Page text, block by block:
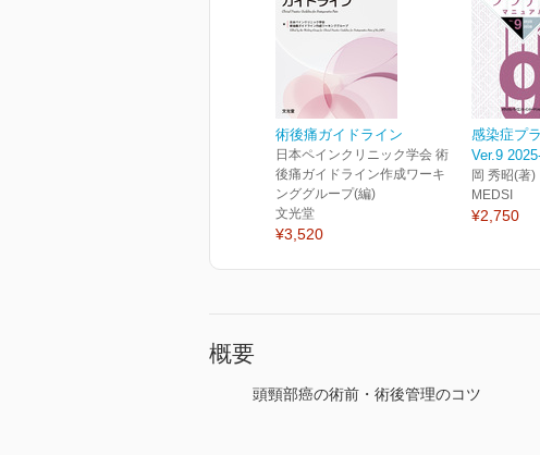
術後痛ガイドライン
日本ペインクリニック学会 術
後痛ガイドライン作成ワーキ
ンググループ(編)
文光堂
¥3,520
感染症プ
Ver.9
岡 秀昭(著)
MEDSI
¥2,750
概要
頭頸部癌の術前・術後管理のコツ